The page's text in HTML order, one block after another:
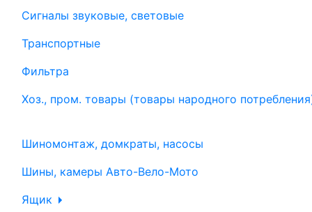
Сигналы звуковые, световые
Транспортные
Фильтра
Хоз., пром. товары (товары народного
Шиномонтаж, домкраты, насосы
Шины, камеры Авто-Вело-Мото
Ящик